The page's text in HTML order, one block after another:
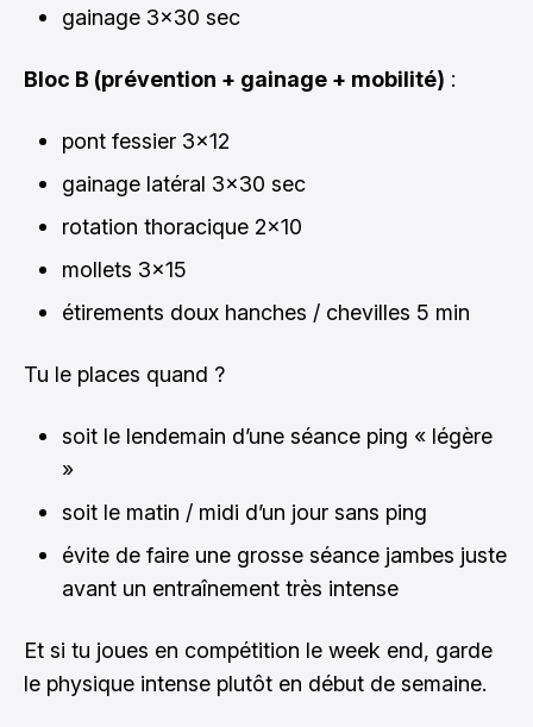
gainage 3x30 sec
Bloc B (prévention + gainage + mobilité) :
pont fessier 3x12
gainage latéral 3x30 sec
rotation thoracique 2x10
mollets 3x15
étirements doux hanches / chevilles 5 min
Tu le places quand ?
soit le lendemain d’une séance ping « légère
»
soit le matin / midi d’un jour sans ping
évite de faire une grosse séance jambes juste
avant un entraînement très intense
Et si tu joues en compétition le week end, garde
le physique intense plutôt en début de semaine.